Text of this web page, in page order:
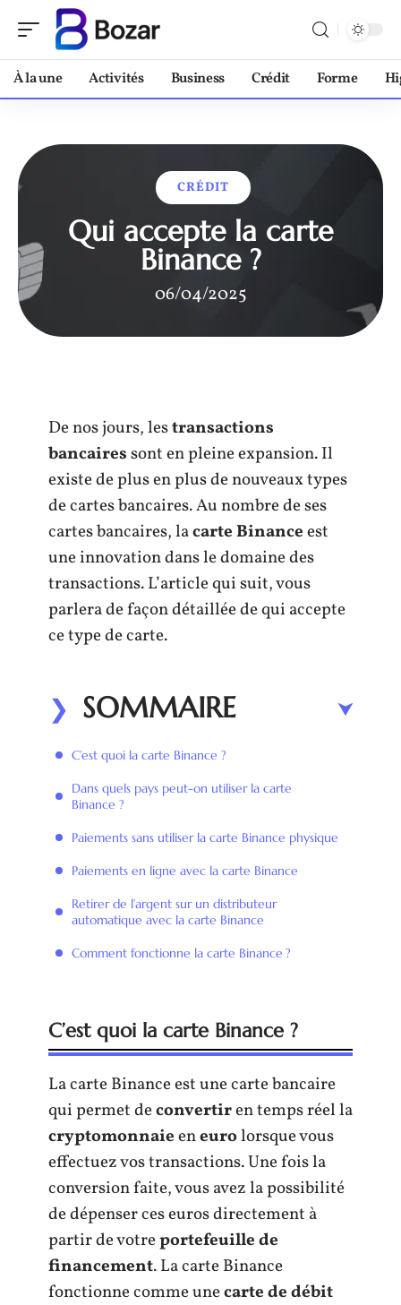
À la une Activités Business Crédit Forme
CRÉDIT
Qui accepte la carte
Binance ?
06/04/2025
De nos jours, lestransactions
bancairessont en pleine expansion. Il
existe de plus en plus de nouveaux types
de cartes bancaires. Au nombre de ses
cartes bancaires, lacarte Binanceest
une innovation dans le domaine des
transactions. L’article qui suit, vous
parlera de façon détaillée de qui accepte
ce type de carte.
SOMMAIRE
C’est quoi la carte Binance ?
Dans quels pays peut-on utiliser la carte
Binance ?
Paiements sans utiliser la carte Binance physique
Paiements en ligne avec la carte Binance
Retirer de l’argent sur un distributeur
automatique avec la carte Binance
Comment fonctionne la carte Binance ?
C’est quoi la carte Binance ?
La carte Binance est une carte bancaire
qui permet deconvertiren temps réel la
cryptomonnaieeneurolorsque vous
effectuez vos transactions. Une fois la
conversion faite, vous avez la possibilité
de dépenser ces euros directement à
partir de votreportefeuille de
financement. La carte Binance
fonctionne comme unecarte de débit